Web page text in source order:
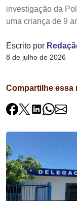
investigação da
uma criança de 9
Escrito por
8 de julho de 2026
Compartilhe essa